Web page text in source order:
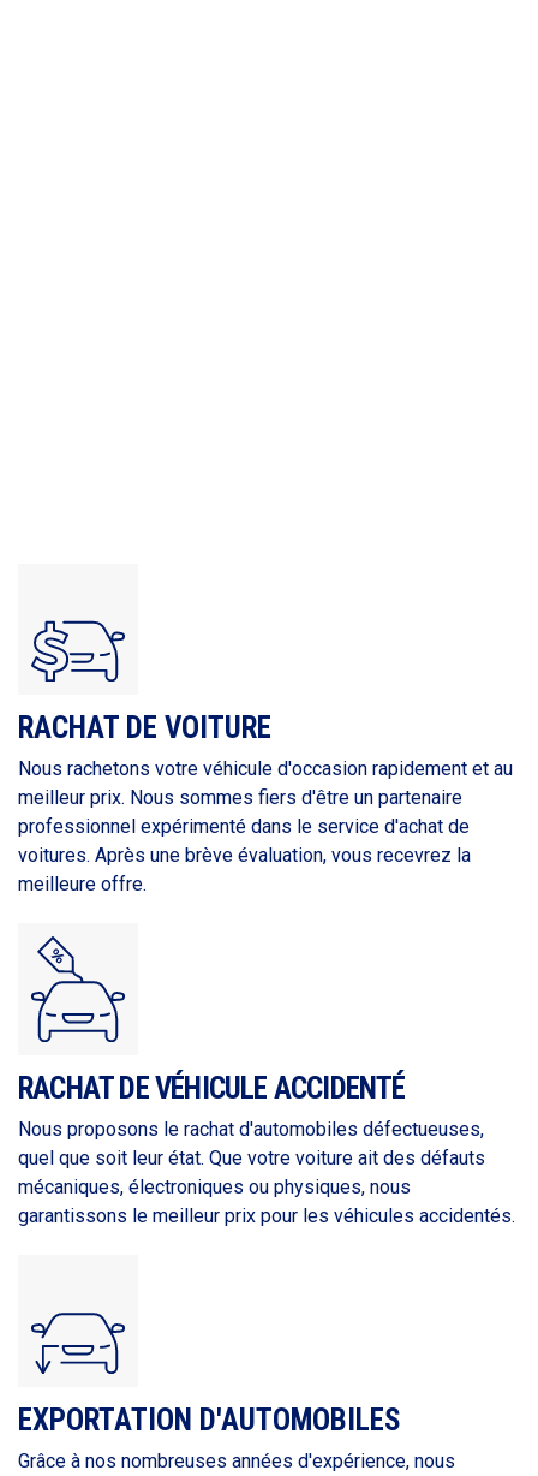
RACHAT DE VOITURE
Nous rachetons votre véhicule d'occasion rapidement et au
meilleur prix. Nous sommes fiers d'être un partenaire
professionnel expérimenté dans le service d'achat de
voitures. Après une brève évaluation, vous recevrez la
meilleure offre.
RACHAT DE VÉHICULE ACCIDENTÉ
Nous proposons le rachat d'automobiles défectueuses,
quel que soit leur état. Que votre voiture ait des défauts
mécaniques, électroniques ou physiques, nous
garantissons le meilleur prix pour les véhicules accidentés.
EXPORTATION D'AUTOMOBILES
Grâce à nos nombreuses années d'expérience, nous